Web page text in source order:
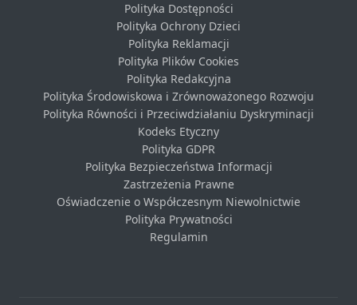
Polityka Dostępności
Polityka Ochrony Dzieci
Polityka Reklamacji
Polityka Plików Cookies
Polityka Redakcyjna
Polityka Środowiskowa i Zrównoważonego Rozwoju
Polityka Równości i Przeciwdziałaniu Dyskryminacji
Kodeks Etyczny
Polityka GDPR
Polityka Bezpieczeństwa Informacji
Zastrzeżenia Prawne
Oświadczenie o Współczesnym Niewolnictwie
Polityka Prywatności
Regulamin